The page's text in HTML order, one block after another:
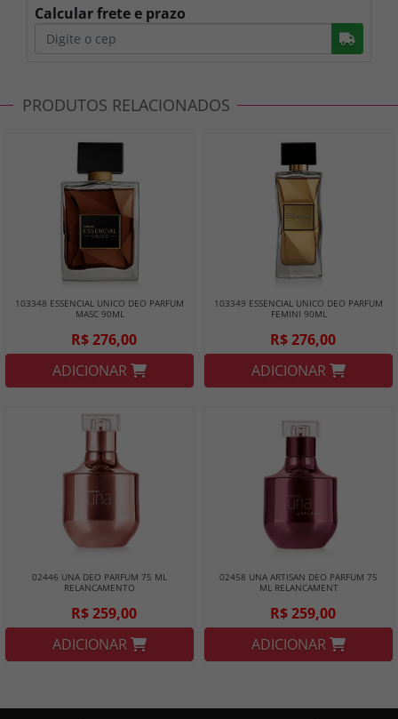
Calcular frete e prazo
PRODUTOS RELACIONADOS
103348 ESSENCIAL UNICO DEO PARFUM
MASC 90ML
R$ 276,00
ADICIONAR
103349 ESSENCIAL UNICO DEO PARFUM
FEMINI 90ML
R$ 276,00
ADICIONAR
02446 UNA DEO PARFUM 75 ML
RELANCAMENTO
R$ 259,00
ADICIONAR
02458 UNA ARTISAN DEO PARFUM 75
ML RELANCAMENT
R$ 259,00
ADICIONAR